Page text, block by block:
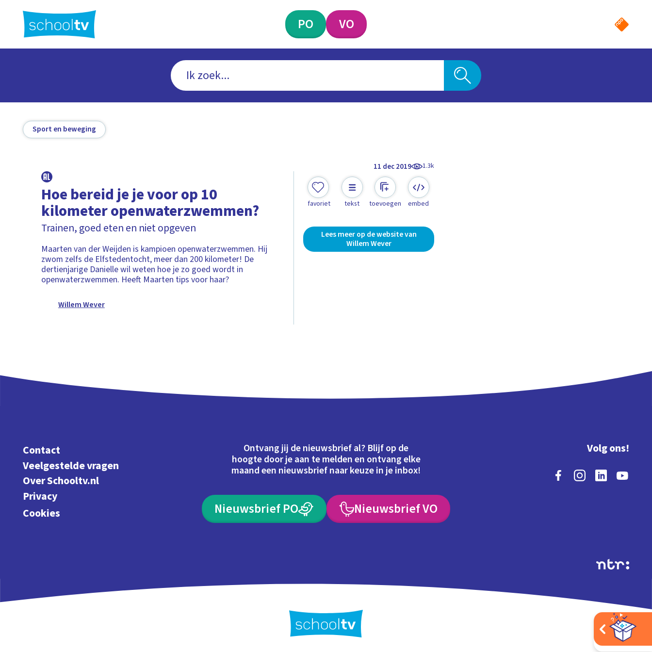
hoofdinhoud
PO VO
Sport en beweging
11 dec 2019 1.3k
Hoe bereid je je voor op 10
kilometer openwaterzwemmen?
Trainen, goed eten en niet opgeven
Maarten van der Weijden is kampioen openwaterzwemmen. Hij
zwom zelfs de Elfstedentocht, meer dan 200 kilometer! De
dertienjarige Danielle wil weten hoe je zo goed wordt in
openwaterzwemmen. Heeft Maarten tips voor haar?
Willem Wever
favoriet tekst toevoegen embed
Lees meer op de website van
Willem Wever
Contact
Veelgestelde vragen
Over Schooltv.nl
Privacy
Cookies
Ontvang jij de nieuwsbrief al? Blijf op de
hoogte door je aan te melden en ontvang elke
maand een nieuwsbrief naar keuze in je inbox!
Nieuwsbrief PO Nieuwsbrief VO
Volg ons!
Extra's